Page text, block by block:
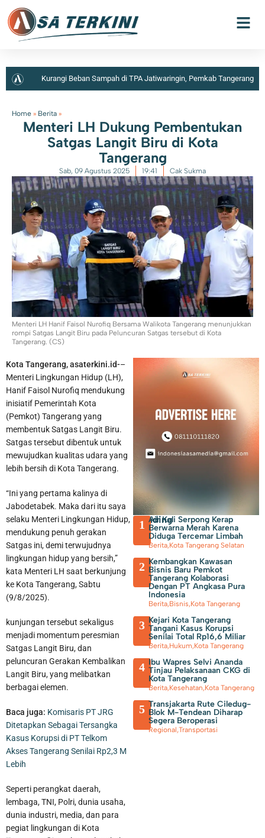
Kurangi Beban Sampah di TPA Jatiwaringin, Pemkab Tangerang
Penemuan Ratusan Senpi dan Narkoba di Sekolah Swasta
Ditangani Polres Metro Jakarta Selatan
70 Pengurus IPSM Dilantik, Sahrudin Harap Peran PSM Sebagai
Pelayanan Sosial Semakin Kuat
Home » Berita »
Menteri LH Dukung Pembentukan
Satgas Langit Biru di Kota
Tangerang
Sab, 09 Agustus 2025 19:41 Cak Sukma
Menteri LH Hanif Faisol Nurofiq Bersama Walikota Tangerang menunjukkan
rompi Satgas Langit Biru pada Peluncuran Satgas tersebut di Kota
Tangerang. (CS)
Kota Tangerang, asaterkini.id-–
Menteri Lingkungan Hidup (LH),
Hanif Faisol Nurofiq mendukung
inisiatif Pemerintah Kota
(Pemkot) Tangerang yang
membentuk Satgas Langit Biru.
Satgas tersebut dibentuk untuk
mewujudkan kualitas udara yang
lebih bersih di Kota Tangerang.
“Ini yang pertama kalinya di
Jabodetabek. Maka dari itu saya
selaku Menteri Lingkungan Hidup,
mendukung penuh gerakan
Satgas ini, demi terwujudnya
lingkungan hidup yang bersih,”
kata Menteri LH saat berkunjung
ke Kota Tangerang, Sabtu
(9/8/2025).
kunjungan tersebut sekaligus
menjadi momentum peresmian
Satgas Langit Biru, dan
peluncuran Gerakan Kembalikan
Langit Biru, yang melibatkan
berbagai elemen.
Baca juga: Komisaris PT JRG
Ditetapkan Sebagai Tersangka
Kasus Korupsi di PT Telkom
Akses Tangerang Senilai Rp2,3 M
Lebih
Seperti perangkat daerah,
lembaga, TNI, Polri, dunia usaha,
dunia industri, media, dan para
pegiat lingkungan di Kota
Trending
1 Air Kali Serpong Kerap
Berwarna Merah Karena
Diduga Tercemar Limbah
Berita,Kota Tangerang Selatan
2 Kembangkan Kawasan
Bisnis Baru Pemkot
Tangerang Kolaborasi
Dengan PT Angkasa Pura
Indonesia
Berita,Bisnis,Kota Tangerang
3 Kejari Kota Tangerang
Tangani Kasus Korupsi
Senilai Total Rp16,6 Miliar
Berita,Hukum,Kota Tangerang
4 Ibu Wapres Selvi Ananda
Tinjau Pelaksanaan CKG di
Kota Tangerang
Berita,Kesehatan,Kota Tangerang
5 Transjakarta Rute Ciledug-
Blok M-Tendean Diharap
Segera Beroperasi
Regional,Transportasi